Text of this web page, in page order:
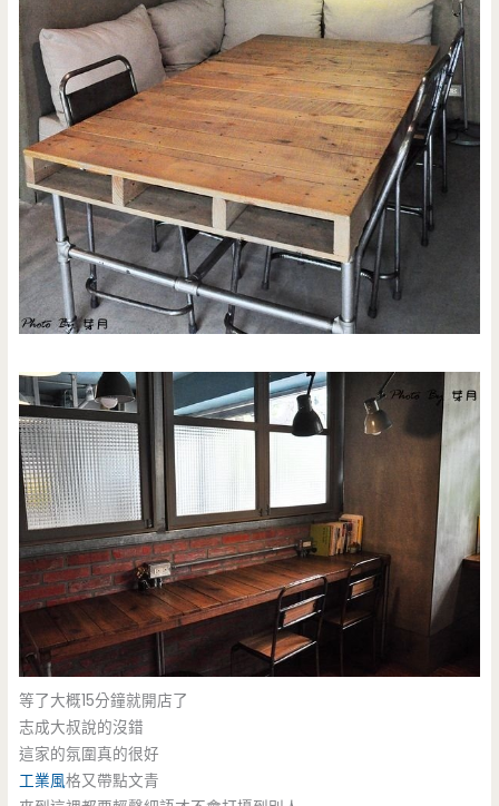
等了大概15分鐘就開店了
志成大叔說的沒錯
這家的氛圍真的很好
工業風格又帶點文青